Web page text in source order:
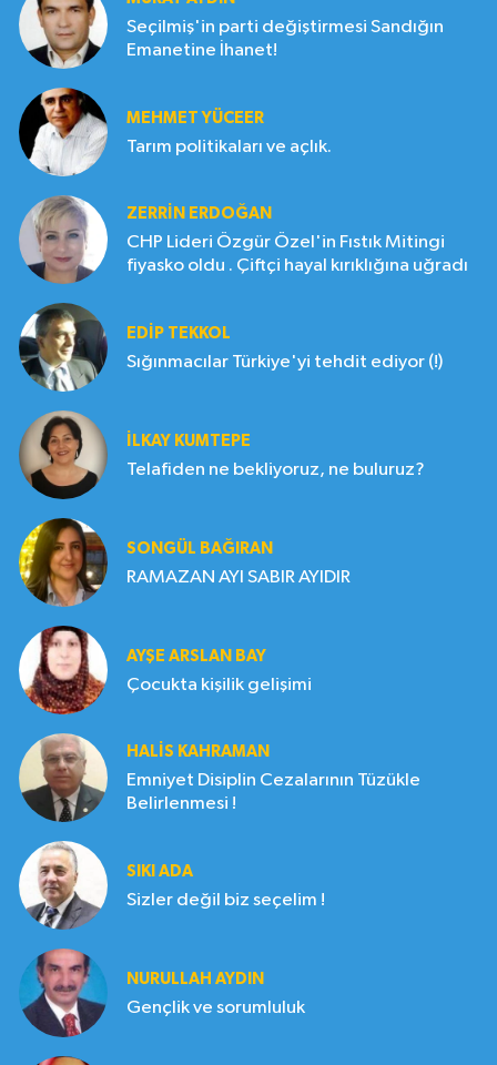
Seçilmiş'in parti değiştirmesi Sandığın
Emanetine İhanet!
MEHMET YÜCEER
Tarım politikaları ve açlık.
ZERRIN ERDOĞAN
CHP Lideri Özgür Özel'in Fıstık Mitingi
fiyasko oldu . Çiftçi hayal kırıklığına uğradı
EDIP TEKKOL
Sığınmacılar Türkiye'yi tehdit ediyor (!)
İLKAY KUMTEPE
Telafiden ne bekliyoruz, ne buluruz?
SONGÜL BAĞIRAN
RAMAZAN AYI SABIR AYIDIR
AYŞE ARSLAN BAY
Çocukta kişilik gelişimi
HALIS KAHRAMAN
Emniyet Disiplin Cezalarının Tüzükle
Belirlenmesi !
SIKI ADA
Sizler değil biz seçelim !
NURULLAH AYDIN
Gençlik ve sorumluluk